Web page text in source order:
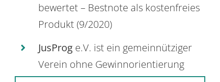
bewertet – Bestnote als kostenfreies
Produkt (9/2020)
JusProg e.V. ist ein gemeinnütziger
Verein ohne Gewinnorientierung